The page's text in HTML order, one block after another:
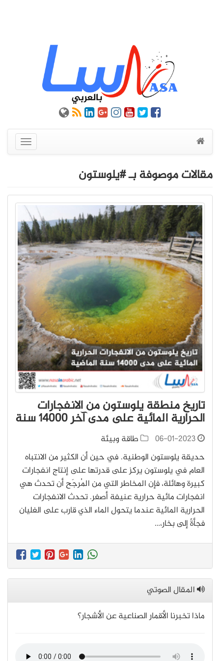
عرض
القائمة
مقالات موصوفة بـ #يلوستون
تاريخ منطقة يلوستون من الانفجارات
الحرارية المائية على مدى آخر 14000 سنة
06-01-2023
طاقة وبيئة
حديقة يلوستون الوطنية. في حين أن الكثير من الانتباه
العام في يلوستون يركز على قدرتها على إنتاج انفجارات
كبيرة وهائلة، فإن المخاطر التي من المُرجَح أن تحدث هي
انفجارات مائية حرارية عنيفة أصغر. تحدث الانفجارات
الحرارية المائية عندما يتحول الماء الذي قارب على الغليان
فجأةً إلى بخار،…
المقال الصوتي
ماذا تخبرنا الأقمار الصناعية عن الأشجار؟